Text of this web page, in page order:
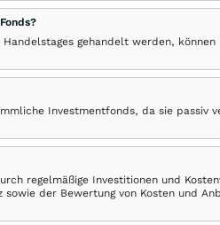
gehandelt werden,
Investmentfonds, da sie
regelmäßige Investitionen und
der Bewertung von Kosten und